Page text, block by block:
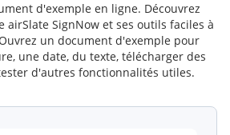
d'exemple en ligne. Découvrez
SignNow et ses outils faciles à
un document d'exemple pour
une date, du texte, télécharger des
d'autres fonctionnalités utiles.